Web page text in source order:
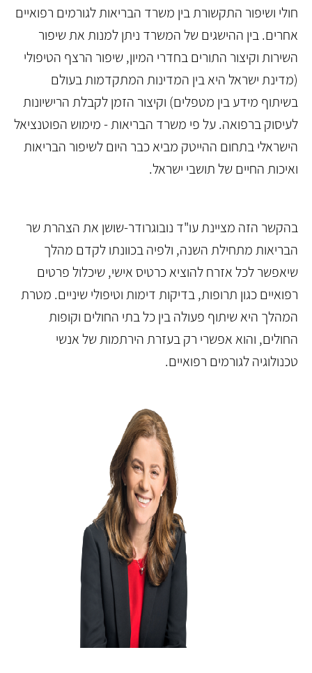
חולי ושיפור התקשורת בין משרד הבריאות לגורמים רפואיים
אחרים. בין ההישגים של המשרד ניתן למנות את שיפור
השירות וקיצור התורים בחדרי המיון, שיפור הרצף הטיפולי
(מדינת ישראל היא בין המדינות המתקדמות בעולם
בשיתוף מידע בין מטפלים) וקיצור הזמן לקבלת הרישיונות
לעיסוק ברפואה. על פי משרד הבריאות - מימוש הפוטנציאל
הישראלי בתחום ההייטק מביא כבר היום לשיפור הבריאות
ואיכות החיים של תושבי ישראל.
בהקשר הזה מציינת עו"ד נובוגרודר-שושן את הצהרת שר
הבריאות מתחילת השנה, ולפיה בכוונתו לקדם מהלך
שיאפשר לכל אזרח להוציא כרטיס אישי, שיכלול פרטים
רפואיים כגון תרופות, בדיקות דימות וטיפולי שיניים. מטרת
המהלך היא שיתוף פעולה בין כל בתי החולים וקופות
החולים, והוא אפשרי רק בעזרת הירתמות של אנשי
טכנולוגיה לגורמים רפואיים.